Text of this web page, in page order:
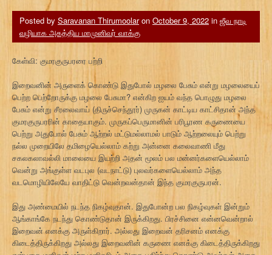
Posted by Saravanan Thirumoolaron October 9, 2022 in ஜீவ நாடி
வழியாக அகத்திய மாமுனிவர் வாக்கு
கேள்வி: குமரகுருபரரை பற்றி
இறைவனின் அருளைக் கொண்டு இதுபோல் மழலை பேசும் என்று மழலையைப்
பெற்ற பெற்றோருக்கு மழலை பேசுமா? என்கிற ஐயம் வந்த பொழுது மழலை
பேசும் என்று சீரலைவாய் (திருச்செந்தூர்) முருகன் காட்டிய காட்சிதான் அந்த
குமரகுருபரரின் காதையாகும். முருகப்பெருமானின் பரிபூரண கருணையை
பெற்று அதுபோல் பேசும் ஆற்றல் மட்டுமல்லாமல் பாடும் ஆற்றலையும் பெற்று
நல்ல முறையிலே தமிழையெல்லாம் கற்று அன்னை கலைவாணி மீது
சகலகலாவல்லி மாலையை இயற்றி அதன் மூலம் பல மன்னர்களையெல்லாம்
வென்று அங்குள்ள வடபுல (வடநாட்டு) புலவர்களையெல்லாம் அந்த
வடமொழியிலேயே வாதிட்டு வென்றவன்தான் இந்த குமரகுருபரன்.
இது அண்மையில் நடந்த நிகழ்வுதான். இதுபோன்ற பல நிகழ்வுகள் இன்றும்
ஆங்காங்கே நடந்து கொண்டுதான் இருக்கிறது. பிரச்சினை என்னவென்றால்
இறைவன் எனக்கு அருள்கிறார். அல்லது இறைவன் தரிசனம் எனக்கு
கிடைத்திருக்கிறது அல்லது இறைவனின் கருணை எனக்கு கிடைத்திருக்கிறது